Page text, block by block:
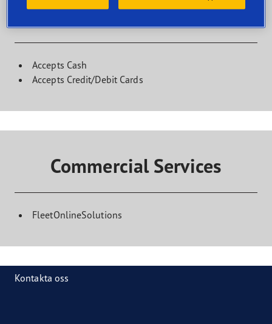
Kundinrättningar
Accepts Cash
Accepts Credit/Debit Cards
Commercial Services
FleetOnlineSolutions
Kontakta oss